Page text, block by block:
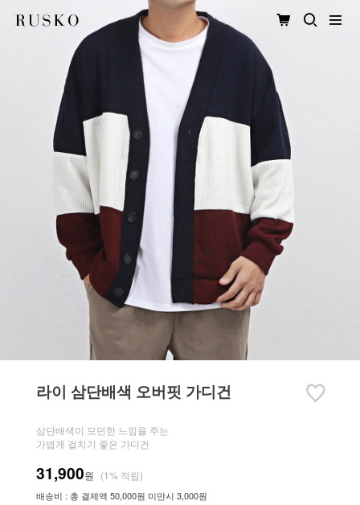
라이 삼단배색 오버핏 가디건
삼단배색이 모던한 느낌을 주는
가볍게 걸치기 좋은 가디건
31,900원 (1% 적립)
배송비 : 총 결제액 50,000원 미만시 3,000원